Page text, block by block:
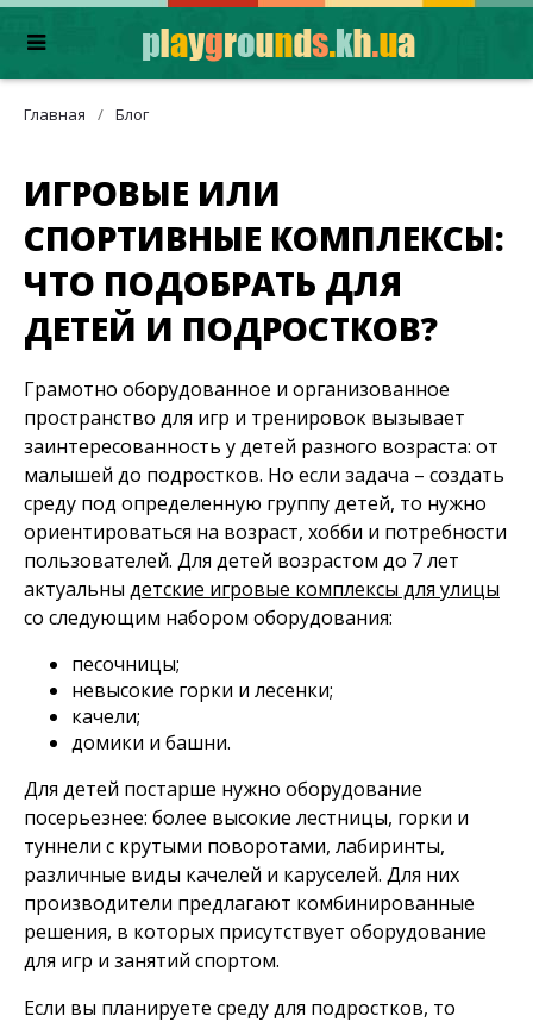
Главная / Блог
ИГРОВЫЕ ИЛИ
СПОРТИВНЫЕ КОМПЛЕКСЫ:
ЧТО ПОДОБРАТЬ ДЛЯ
ДЕТЕЙ И ПОДРОСТКОВ?
Грамотно оборудованное и организованное
пространство для игр и тренировок вызывает
заинтересованность у детей разного возраста: от
малышей до подростков. Но если задача – создать
среду под определенную группу детей, то нужно
ориентироваться на возраст, хобби и потребности
пользователей. Для детей возрастом до 7 лет
актуальны детские игровые комплексы для улицы
со следующим набором оборудования:
песочницы;
невысокие горки и лесенки;
качели;
домики и башни.
Для детей постарше нужно оборудование
посерьезнее: более высокие лестницы, горки и
туннели с крутыми поворотами, лабиринты,
различные виды качелей и каруселей. Для них
производители предлагают комбинированные
решения, в которых присутствует оборудование
для игр и занятий спортом.
Если вы планируете среду для подростков, то